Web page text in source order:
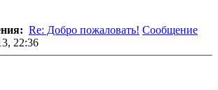
Re: Добро пожаловать! Сообщение
22:36